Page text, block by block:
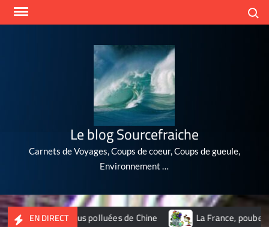
Skip
Le blog Sourcefraiche
Carnets de Voyages, Coups de coeur, Coups de gueule,
Environnement …
EN DIRECT
10 villes les plus polluées de Chine La France, poubelle